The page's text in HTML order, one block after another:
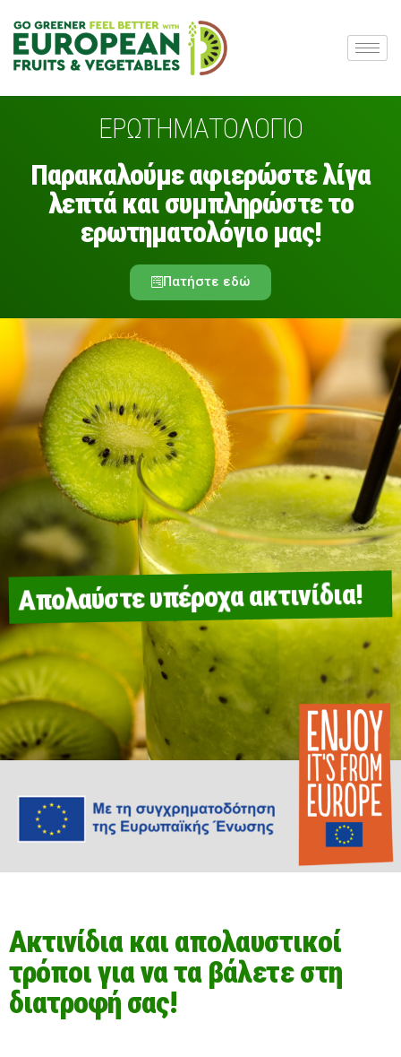
ΕΡΩΤΗΜΑΤΟΛΟΓΙΟ
Παρακαλούμε αφιερώστε λίγα
λεπτά και συμπληρώστε το
ερωτηματολόγιο μας!
Πατήστε εδώ
Απολαύστε υπέροχα ακτινίδια!
Ακτινίδια και απολαυστικοί
τρόποι για να τα βάλετε στη
διατροφή σας!